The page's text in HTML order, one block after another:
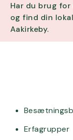
Har du brug
og find din
Aakirkeby.
Erfagrupper